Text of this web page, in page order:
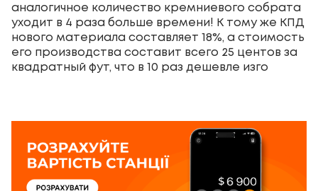
аналогичное количество кремниевого собрата
уходит в 4 раза больше времени! К тому же КПД
нового материала составляет 18%, а стоимость
его производства составит всего 25 центов за
квадратный фут, что в 10 раз дешевле изго